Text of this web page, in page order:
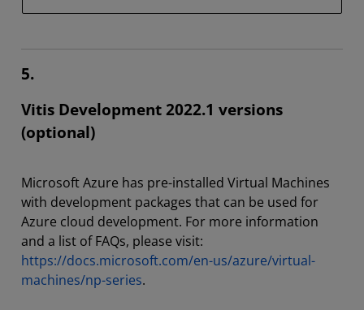
5.
Vitis Development 2022.1 versions
(optional)
Microsoft Azure has pre-installed Virtual Machines
with development packages that can be used for
Azure cloud development. For more information
and a list of FAQs, please visit:
https://docs.microsoft.com/en-us/azure/virtual-
machines/np-series.